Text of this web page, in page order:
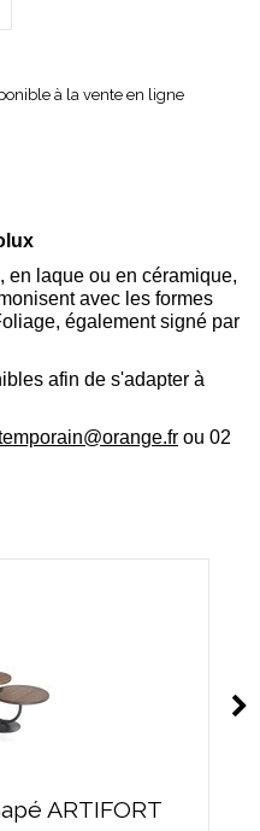
à la vente en ligne
en laque ou en céramique,
avec les formes
également signé par
afin de s'adapter à
ou 02
ARTIFORT